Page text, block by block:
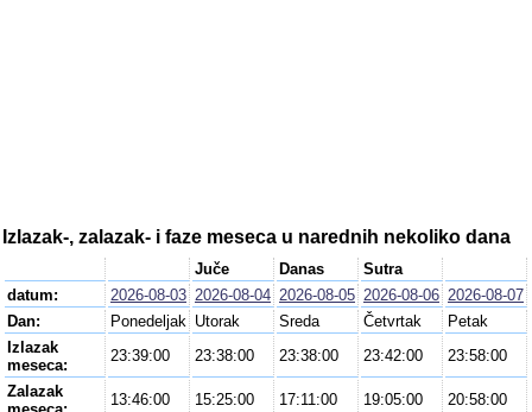
Izlazak-, zalazak- i faze meseca u narednih nekoliko dana
Juče Danas
Sutra
datum:
2026-08-03 2026-08-04 2026-08-05 2026-08-06 2026-08-07
Dan:
Ponedeljak Utorak Sreda Četvrtak
Petak
Izlazak
meseca:
23:39:00 23:38:00 23:38:00 23:42:00
23:58:00
Zalazak
13:46:00 15:25:00 17:11:00 19:05:00 20:58:00